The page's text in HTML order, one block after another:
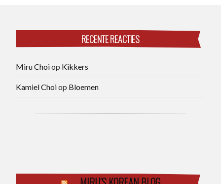
RECENTE REACTIES
Miru Choiop Kikkers
Kamiel Choiop Bloemen